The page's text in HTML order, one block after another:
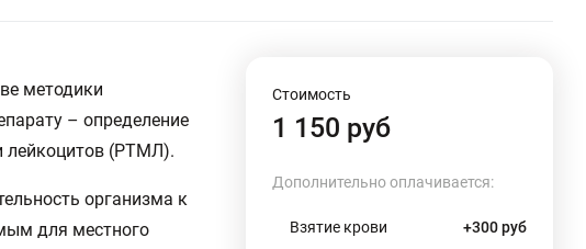
методики
– определение
лейкоцитов (РТМЛ).
организма к
для местного
Стоимость
1 150 руб
Дополнительно оплачивается:
Взятие крови +300 руб